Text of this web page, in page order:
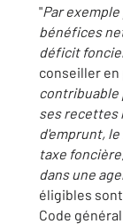
"Par
bénéfices
déficit
conseiller
contribuable
ses recettes
d'emprunt,
taxe
dans une
éligibles
Code